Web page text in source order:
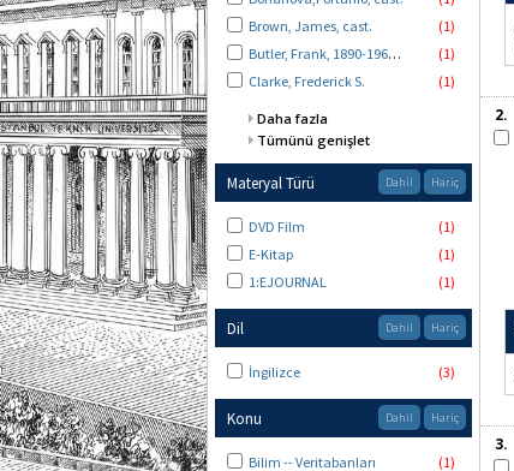
2.
3.
Brown, James, cast.
(1)
Butler, Frank, 1890-1967, senarist.
(1)
Clarke, Frederick S.
(1)
Daha fazla
Tümünü genişlet
Materyal Türü Dahil Hariç
DVD Film
(1)
E-Kitap
(1)
1:EJOURNAL
(1)
Dil Dahil Hariç
İngilizce (3)
Konu Dahil Hariç
Bilim -- Veritabanları
(1)